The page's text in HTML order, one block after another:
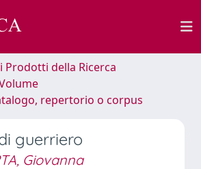
Prodotti della Ricerca
repertorio o corpus
guerriero
Giovanna